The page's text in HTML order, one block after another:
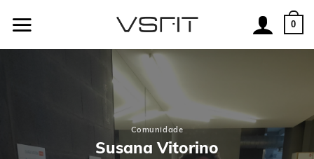
0
Comunidade
Susana Vitorino